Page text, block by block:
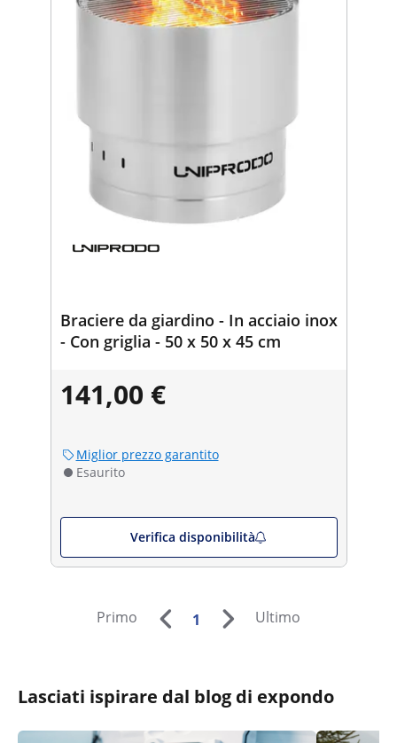
Braciere da giardino - In acciaio inox
- Con griglia - 50 x 50 x 45 cm
141,00 €
Miglior prezzo garantito
Esaurito
Verifica disponibilità
Primo 1 Ultimo
Lasciati ispirare dal blog di expondo